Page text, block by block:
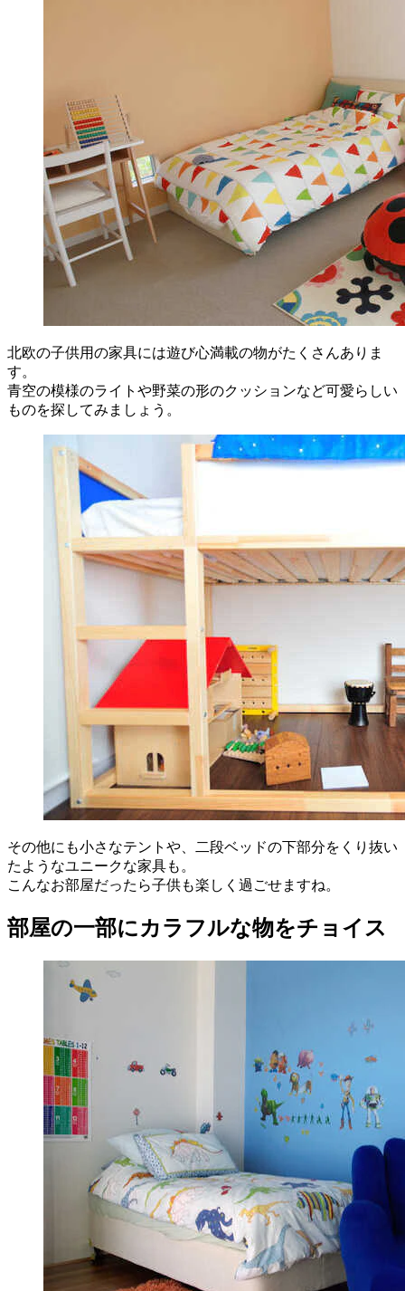
北欧の子供用の家具には遊び心満載の物がたくさんありま
す。
青空の模様のライトや野菜の形のクッションなど可愛らしい
ものを探してみましょう。
その他にも小さなテントや、二段ベッドの下部分をくり抜い
たようなユニークな家具も。
こんなお部屋だったら子供も楽しく過ごせますね。
部屋の一部にカラフルな物をチョイス